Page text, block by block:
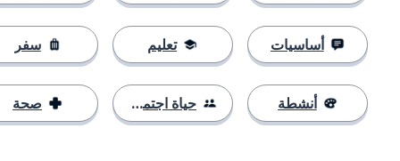
أساسيات
أنشطة
تعليم
حياة اجتماعية
سفر
صحة